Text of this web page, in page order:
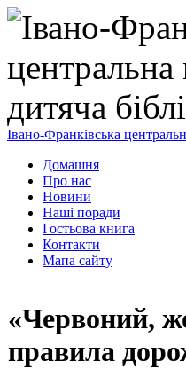
Івано-Франківська
Домашня
Про нас
Новини
Наші поради
Гостьова книга
Контакти
Мапа сайту
«Червоний,
правила